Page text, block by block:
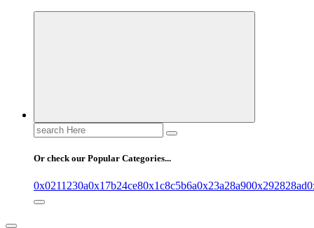
Search
for:
Or check our Popular Categories...
0x0211230a0x17b24ce80x1c8c5b6a0x23a28a900x292828ad